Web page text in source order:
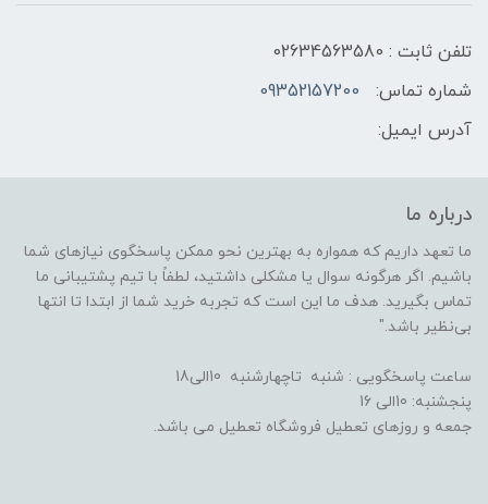
تلفن ثابت : 02634563580
شماره تماس:
09352157200
آدرس ایمیل:
درباره ما
ما تعهد داریم که همواره به بهترین نحو ممکن پاسخگوی نیازهای شما
باشیم. اگر هرگونه سوال یا مشکلی داشتید، لطفاً با تیم پشتیبانی ما
تماس بگیرید. هدف ما این است که تجربه خرید شما از ابتدا تا انتها
بی‌نظیر باشد."
ساعت پاسخگویی : شنبه تاچهارشنبه 10الی18
پنجشنبه: 10الی 16
جمعه و روزهای تعطیل فروشگاه تعطیل می باشد.